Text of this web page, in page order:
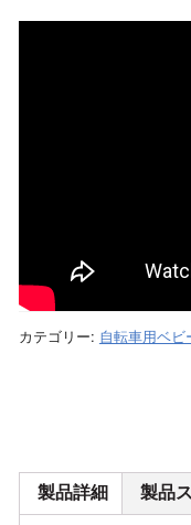
カテゴリー: 自転車用ベビ
製品詳細 製品